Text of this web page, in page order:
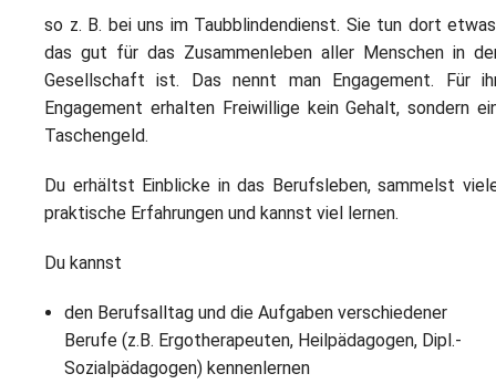
so z. B. bei uns im Taubblindendienst. Sie tun dort
das gut für das Zusammenleben aller Menschen in
Gesellschaft ist. Das nennt man Engagement. Für
Engagement erhalten Freiwillige kein Gehalt, sondern
Taschengeld.
Du erhältst Einblicke in das Berufsleben, sammelst
praktische Erfahrungen und kannst viel lernen.
Du kannst
den Berufsalltag und die Aufgaben verschiedener
Berufe (z.B. Ergotherapeuten, Heilpädagogen, Dipl.-
Sozialpädagogen) kennenlernen